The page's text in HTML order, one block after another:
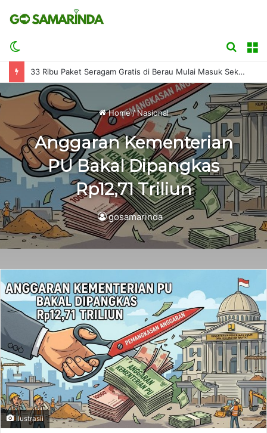
skin
Search
for
33 Ribu Paket Seragam Gratis di Berau Mulai Masuk Sekolah
Home/Nasional
Anggaran Kementerian
PU Bakal Dipangkas
Rp12,71 Triliun
gosamarinda
ilustrasii